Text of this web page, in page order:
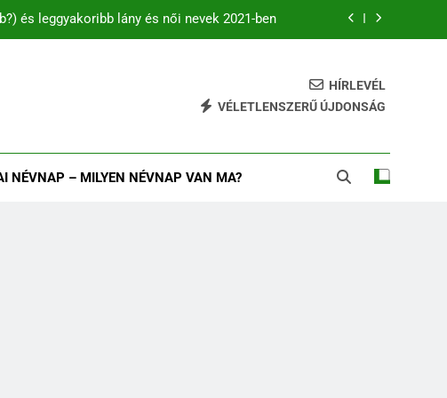
és leggyakoribb lány és női nevek 2021-ben
B betűs női és férfi nevek
és leggyakoribb lány és női nevek 2021-ben
HÍRLEVÉL
VÉLETLENSZERŰ ÚJDONSÁG
NÉVNAP – MILYEN NÉVNAP VAN MA?